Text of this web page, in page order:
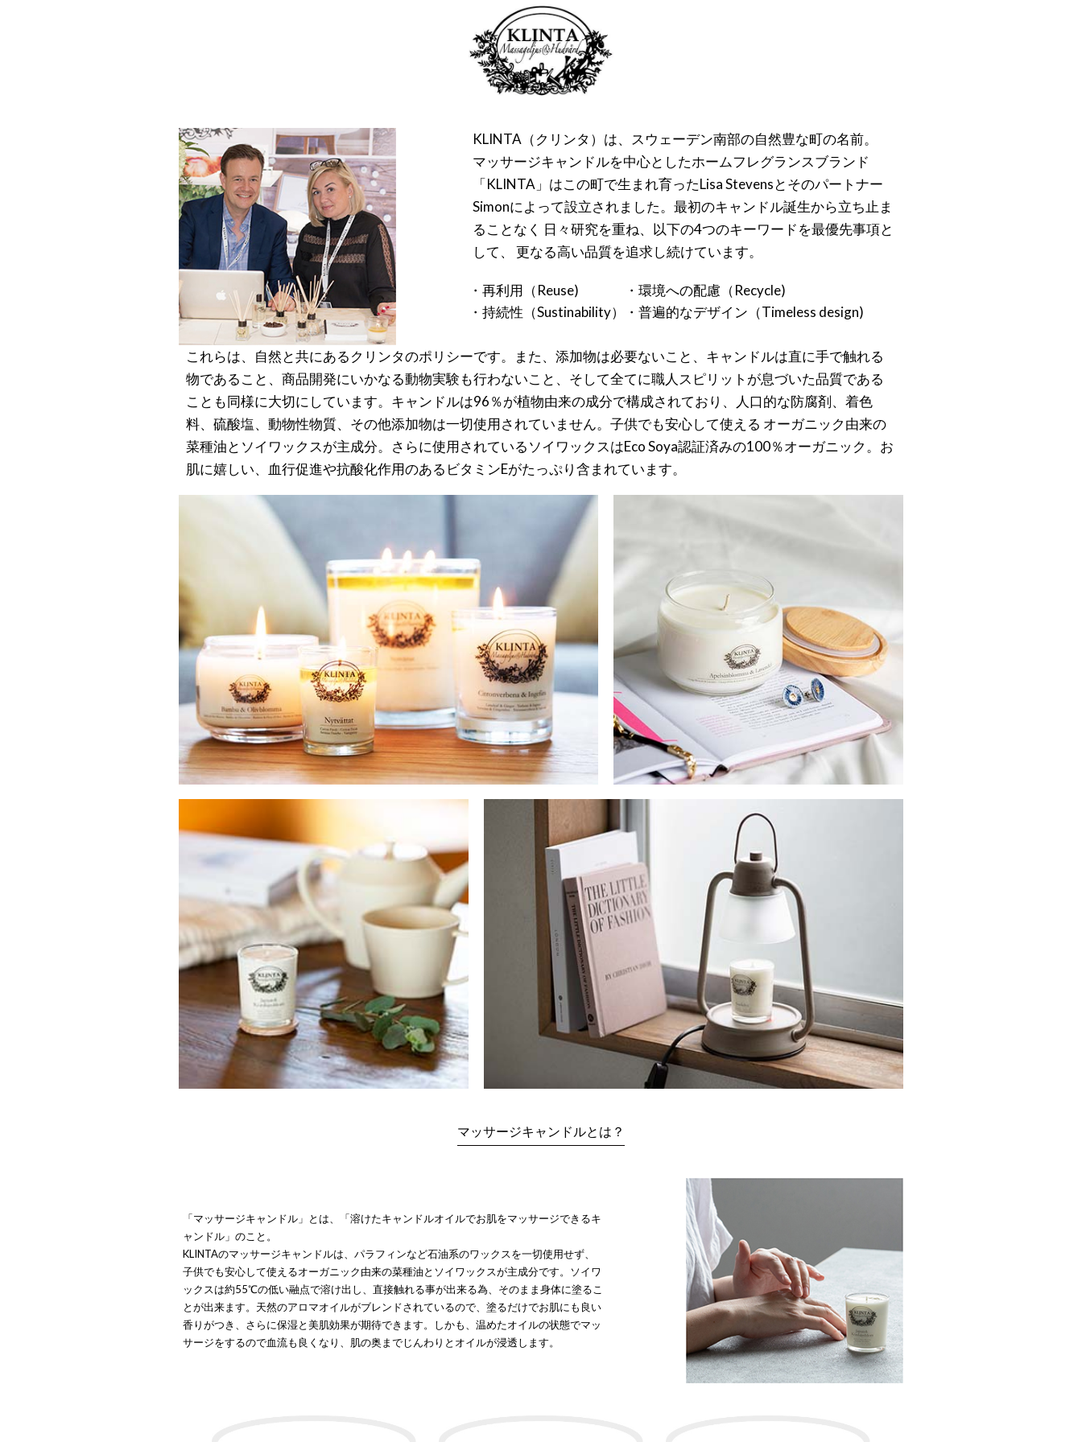
KLINTA（クリンタ）は、スウェーデン南部の自然豊な町の名前。
マッサージキャンドルを中心としたホームフレグランスブランド
「KLINTA」はこの町で生まれ育ったLisa Stevensとそのパートナー
Simonによって設立されました。最初のキャンドル誕生から立ち止ま
ることなく 日々研究を重ね、以下の4つのキーワードを最優先事項と
して、 更なる高い品質を追求し続けています。
・再利用（Reuse)
・持続性（Sustinability）
・環境への配慮（Recycle)
・普遍的なデザイン（Timeless design)
これらは、自然と共にあるクリンタのポリシーです。また、添加物は必要ないこと、キャンドルは直に手で触れる
物であること、商品開発にいかなる動物実験も行わないこと、そして全てに職人スピリットが息づいた品質である
ことも同様に大切にしています。キャンドルは96％が植物由来の成分で構成されており、人口的な防腐剤、着色
料、硫酸塩、動物性物質、その他添加物は一切使用されていません。子供でも安心して使える オーガニック由来の
菜種油とソイワックスが主成分。さらに使用されているソイワックスはEco Soya認証済みの100％オーガニック。お
肌に嬉しい、血行促進や抗酸化作用のあるビタミンEがたっぷり含まれています。
マッサージキャンドルとは？
「マッサージキャンドル」とは、「溶けたキャンドルオイルでお肌をマッサージできるキ
ャンドル」のこと。
KLINTAのマッサージキャンドルは、パラフィンなど石油系のワックスを一切使用せず、
子供でも安心して使えるオーガニック由来の菜種油とソイワックスが主成分です。ソイワ
ックスは約55℃の低い融点で溶け出し、直接触れる事が出来る為、そのまま身体に塗るこ
とが出来ます。天然のアロマオイルがブレンドされているので、塗るだけでお肌にも良い
香りがつき、さらに保湿と美肌効果が期待できます。しかも、温めたオイルの状態でマッ
サージをするので血流も良くなり、肌の奥までじんわりとオイルが浸透します。